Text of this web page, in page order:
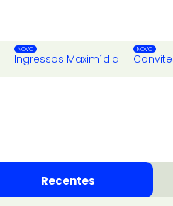
Ingressos Maximídia
Recentes